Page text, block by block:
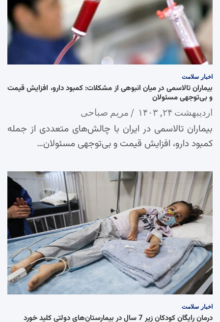
اخبار سلامت
بیماران تالاسمی در میان انبوهی از مشکلات: کمبود دارو، افزایش قیمت
و بی‌توجهی مسئولان
اردیبهشت ۲۴, ۱۴۰۳ مریم صباحی
بیماران تالاسمی در ایران با چالش‌های متعددی از جمله
کمبود دارو، افزایش قیمت و بی‌توجهی مسئولان…
اخبار سلامت
درمان رایگان کودکان زیر 7 سال در بیمارستان‌های دولتی کلید خورد